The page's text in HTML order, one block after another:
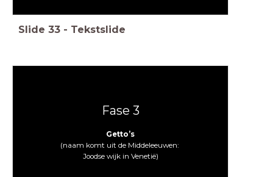
Slide 33 - Tekstslide
Fase 3
Getto’s
(naam komt uit de Middeleeuwen:
Joodse wijk in Venetië)